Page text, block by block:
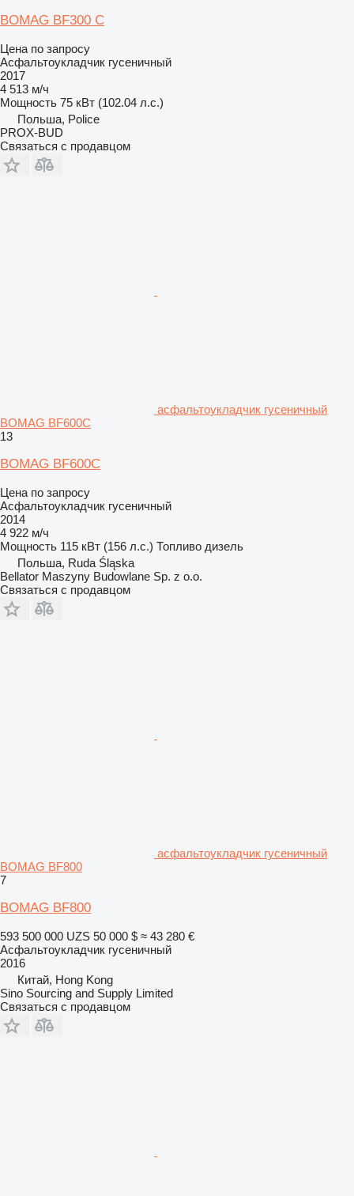
BOMAG BF300 C
Цена по запросу
Асфальтоукладчик гусеничный
2017
4 513 м/ч
Мощность 75 кВт (102.04 л.с.)
Польша, Police
PROX-BUD
Связаться с продавцом
асфальтоукладчик гусеничный
BOMAG BF600C
13
BOMAG BF600C
Цена по запросу
Асфальтоукладчик гусеничный
2014
4 922 м/ч
Мощность 115 кВт (156 л.с.) Топливо дизель
Польша, Ruda Śląska
Bellator Maszyny Budowlane Sp. z o.o.
Связаться с продавцом
асфальтоукладчик гусеничный
BOMAG BF800
7
BOMAG BF800
593 500 000 UZS 50 000 $ ≈ 43 280 €
Асфальтоукладчик гусеничный
2016
Китай, Hong Kong
Sino Sourcing and Supply Limited
Связаться с продавцом